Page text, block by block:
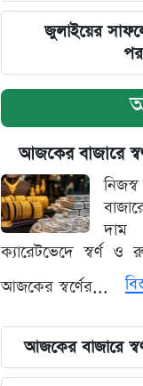
জুলাইয়ের
আজকের বাজারে
দাম
ক্যারেটভেদে স্বর্ণ ও
আজকের স্বর্ণের...
আজকের বাজারে